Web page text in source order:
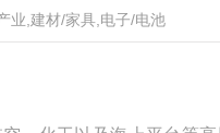
业,建材/家具,电子/电池